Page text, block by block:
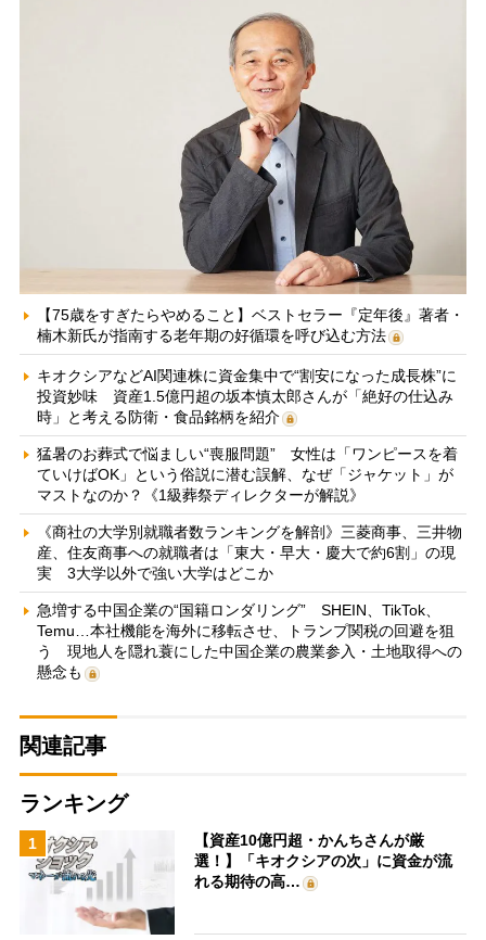
【75歳をすぎたらやめること】ベストセラー『定年後』著者・
楠木新氏が指南する老年期の好循環を呼び込む方法
キオクシアなどAI関連株に資金集中で“割安になった成長株”に
投資妙味 資産1.5億円超の坂本慎太郎さんが「絶好の仕込み
時」と考える防衛・食品銘柄を紹介
猛暑のお葬式で悩ましい“喪服問題” 女性は「ワンピースを着
ていけばOK」という俗説に潜む誤解、なぜ「ジャケット」が
マストなのか？《1級葬祭ディレクターが解説》
《商社の大学別就職者数ランキングを解剖》三菱商事、三井物
産、住友商事への就職者は「東大・早大・慶大で約6割」の現
実 3大学以外で強い大学はどこか
急増する中国企業の“国籍ロンダリング” SHEIN、TikTok、
Temu…本社機能を海外に移転させ、トランプ関税の回避を狙
う 現地人を隠れ蓑にした中国企業の農業参入・土地取得への
懸念も
関連記事
ランキング
1
【資産10億円超・かんちさんが厳
選！】「キオクシアの次」に資金が流
れる期待の高…